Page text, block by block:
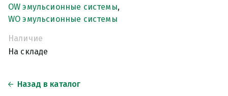
OW эмульсионные системы,
WO эмульсионные системы
Наличие
На складе
Назад в каталог